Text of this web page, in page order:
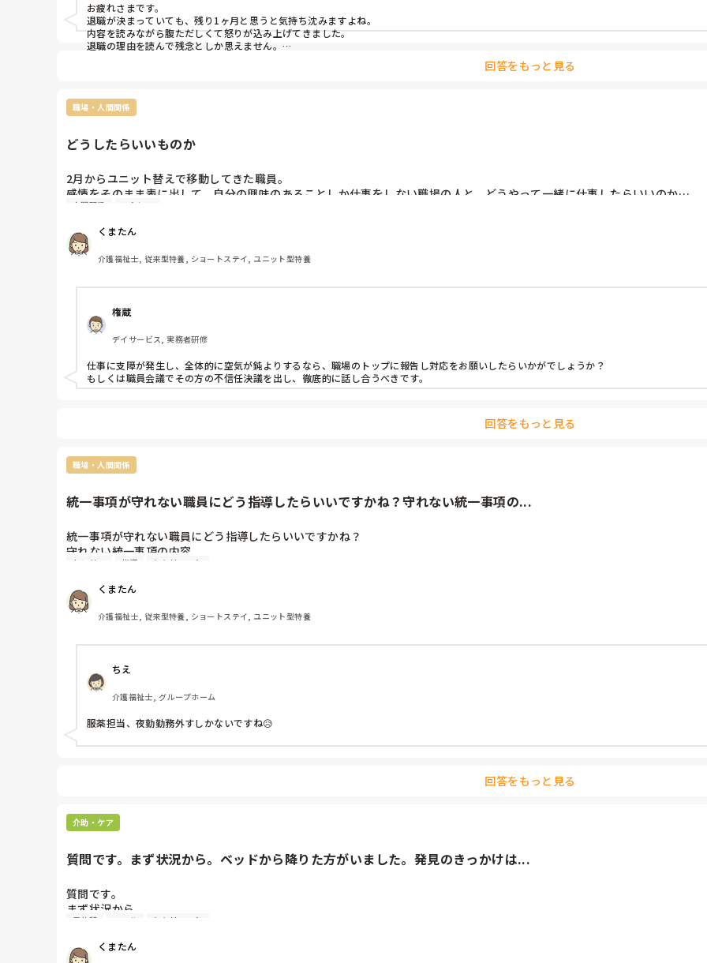
お疲れさまです。
退職が決まっていても、残り1ヶ月と思うと気持ち沈みますよね。
内容を読みながら腹ただしくて怒りが込み上げてきました。
退職の理由を読んで残念としか思えません。
パワハラとは？
これも自分さえ良ければという考えがあるからするのでしょう。
残り1ヶ月だけど、心身共に追い込まれないようにして下さいね。
回答をもっと見る
職場・人間関係
どうしたらいいものか
2月からユニット替えで移動してきた職員。
感情をそのまま表に出して、自分の興味のあることしか仕事をしない職場の人と、どうやって一緒に仕事したらいいのか…
昔からそういう性格だそうで、2年前から特にひどくなりました（彼女と別れてから）
今年で40歳の男性です。
状況として（一例
・一つ一つに対して大きなため息してから行動
ケアを見ようとしない。
・決められたケア、業務をしない。自分の仕事をして
余裕有れば他の人手伝うならわかるが、自分の仕事
もせず、他の人の仕事をする。結局中途半端。
・指導されるのがストレスのようで、指導者が隣にい
たり、ケアを見られるのが苦痛だと愚痴っていた。
・自分に不利益になる人（基準はわからず）は信用し
ないと言っている
辞めたいと何年も前から言ってるそうです。ユニット替えも嫌らしく（理由は話し相手いないから）、今日、課長に話をして
本当に雰囲気悪くて…
乱文失礼しました。
人間関係 ストレス
くまたん
介護福祉士, 従来型特養, ショートステイ, ユニット型特養
権蔵
デイサービス, 実務者研修
仕事に支障が発生し、全体的に空気が鈍よりするなら、職場のトップに報告し対応をお願いしたらいかがでしょうか？
もしくは職員会議でその方の不信任決議を出し、徹底的に話し合うべきです。
回答をもっと見る
職場・人間関係
統一事項が守れない職員にどう指導したらいいですかね？守れない統一事項の...
統一事項が守れない職員にどう指導したらいいですかね？
守れない統一事項の内容
・13時で飲ませないといけない薬を30分も早く飲ませてる（理由は入居者が午睡から起きてきたから）
・食前薬と食後薬を一緒に飲まる
・離床センサーの位置より下に寝せてる（起きてもセンサーなりませんよね…）
・ベッドから転倒、車椅子からずり落ちの事故があっても報告なし（どちらも入居者から言われて発覚）
・ナイトケアの時に夜間帯のパットへ変えない
など、直近のものあげたのですが、同じ事の繰り返しです。辞めてもらうしかないという考えも分からなくはないのですが
るんですよね😅
4月になってから急に多くなりました。
業務に集中できない何か理由があるのか…
センサー 指導 ヒヤリハット
くまたん
介護福祉士, 従来型特養, ショートステイ, ユニット型特養
ちえ
介護福祉士, グループホーム
服薬担当、夜勤勤務外すしかないですね😥
回答をもっと見る
介助・ケア
質問です。まず状況から。ベッドから降りた方がいました。発見のきっかけは...
質問です。
まず状況から。
事故報告書を発見者が書いたのですが、文章に『カーテンが閉まっていたので入室時気づかなかった』とありました。カー
く時は気づかず、トイレに連れて行こうと部屋を出ようとしたら床にいるのを気づいたという事でした。
昼休憩 コール ヒヤリハット
くまたん